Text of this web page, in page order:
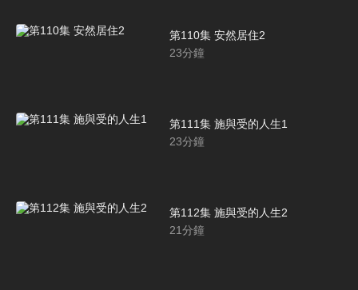
第110集 安然居住2
23分鐘
第111集 施與受的人生1
23分鐘
第112集 施與受的人生2
21分鐘